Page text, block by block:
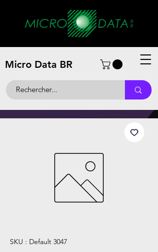
Micro Data BR
SKU : Default 3047